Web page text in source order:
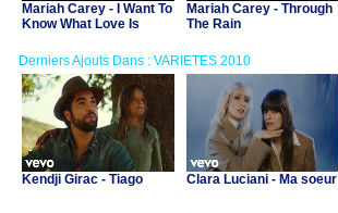
Mariah Carey - I Want To
Know What Love Is
Mariah Carey - Through
The Rain
Derniers Ajouts Dans : VARIETES 2010
Kendji Girac - Tiago Clara Luciani - Ma soeur